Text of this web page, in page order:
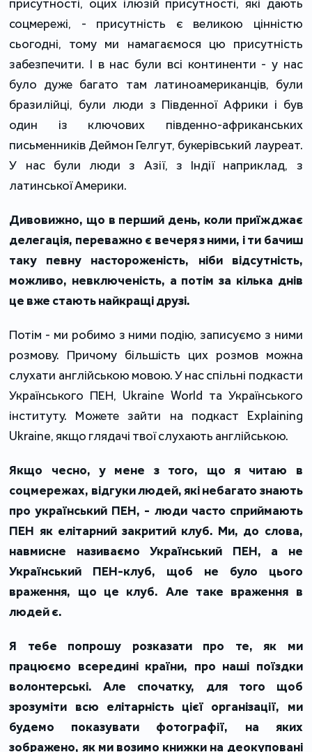
присутності, оцих ілюзій присутності, які дають
соцмережі, - присутність є великою цінністю
сьогодні, тому ми намагаємося цю присутність
забезпечити. І в нас були всі континенти - у нас
було дуже багато там латиноамериканців, були
бразилійці, були люди з Південної Африки і був
один із ключових південно-африканських
письменників Деймон Гелгут, букерівський лауреат.
У нас були люди з Азії, з Індії наприклад, з
латинської Америки.
Дивовижно, що в перший день, коли приїжджає
делегація, переважно є вечеря з ними, і ти бачиш
таку певну настороженість, ніби відсутність,
можливо, невключеність, а потім за кілька днів
це вже стають найкращі друзі.
Потім - ми робимо з ними подію, записуємо з ними
розмову. Причому більшість цих розмов можна
слухати англійською мовою. У нас спільні подкасти
Українського ПЕН, Ukraine World та Українського
інституту. Можете зайти на подкаст Explaining
Ukraine, якщо глядачі твої слухають англійською.
Якщо чесно, у мене з того, що я читаю в
соцмережах, відгуки людей, які небагато знають
про український ПЕН, - люди часто сприймають
ПЕН як елітарний закритий клуб. Ми, до слова,
навмисне називаємо Український ПЕН, а не
Український ПЕН-клуб, щоб не було цього
враження, що це клуб. Але таке враження в
людей є.
Я тебе попрошу розказати про те, як ми
працюємо всередині країни, про наші поїздки
волонтерські. Але спочатку, для того щоб
зрозуміти всю елітарність цієї організації, ми
будемо показувати фотографії, на яких
зображено, як ми возимо книжки на деокуповані